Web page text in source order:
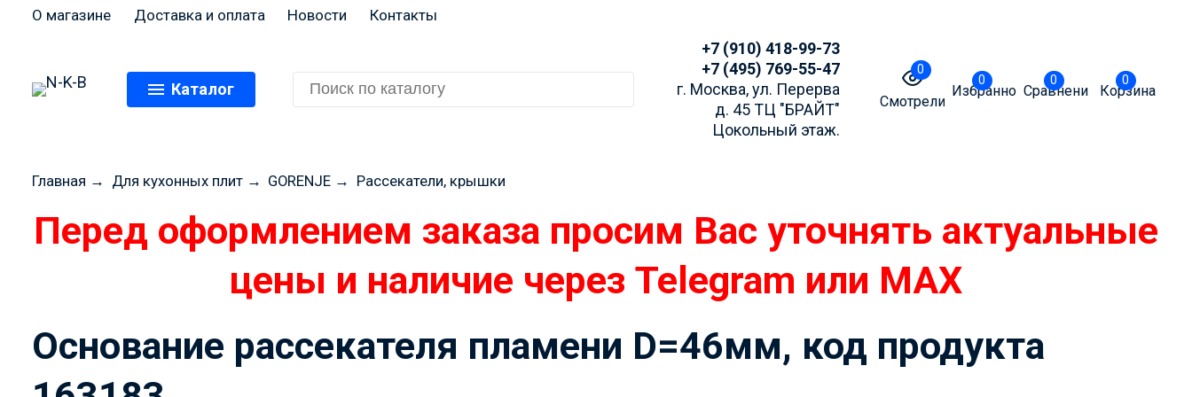
О магазине Доставка и оплата Новости Контакты
Каталог
+7 (910) 418-99-73
+7 (495) 769-55-47
г. Москва, ул. Перерва
д. 45 ТЦ "БРАЙТ"
Цокольный этаж.
0
Смотрели
0
Избранное
0
Сравнение
0
Корзина
Главная → Для кухонных плит→ GORENJE → Рассекатели, крышки
Перед оформлением заказа просим Вас уточнять актуальные
цены и наличие через Telegram или MAX
Основание рассекателя пламени D=46мм, код продукта